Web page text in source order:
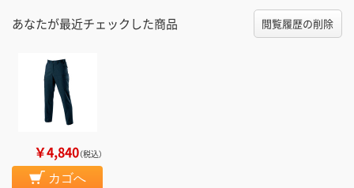
あなたが最近チェックした商品 閲覧履歴の削除
￥4,840（税込）
カゴへ